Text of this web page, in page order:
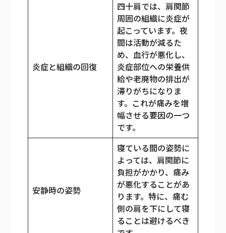
炎症と組織の回復
四十肩では、肩関節
周囲の組織に炎症が
起こっています。夜
間は活動が減るた
め、血行が悪化し、
炎症部位への栄養供
給や老廃物の排出が
滞りがちになりま
す。これが痛みを増
幅させる要因の一つ
です。
安静時の姿勢
寝ている間の姿勢に
よっては、肩関節に
負担がかかり、痛み
が悪化することがあ
ります。特に、痛む
側の肩を下にして寝
ることは避けるべき